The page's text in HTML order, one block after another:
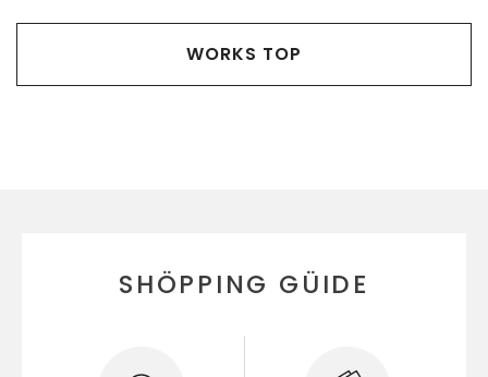
WORKS TOP
SHÖPPING GÜIDE